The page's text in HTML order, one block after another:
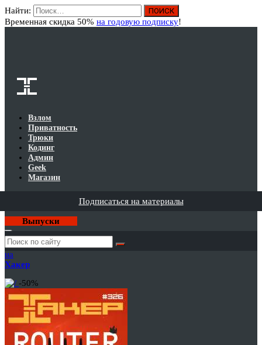
Найти:
Временная скидка 50% на годовую подписку!
Взлом
Приватность
Трюки
Кодинг
Админ
Geek
Магазин
Подписаться на материалы
Выпуски
Годовая
подписка
на
Хакер
-50%